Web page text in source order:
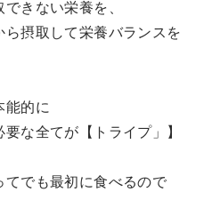
きない栄養を、
摂取して栄養バランスを
能的に
な全てが【トライプ」】
てでも最初に食べるので